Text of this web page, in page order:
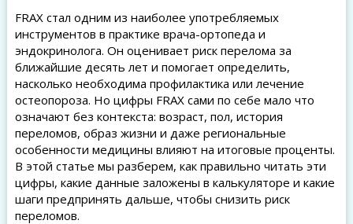
FRAX стал одним из наиболее употребляемых
инструментов в практике врача-ортопеда и
эндокринолога. Он оценивает риск перелома за
ближайшие десять лет и помогает определить,
насколько необходима профилактика или лечение
остеопороза. Но цифры FRAX сами по себе мало что
означают без контекста: возраст, пол, история
переломов, образ жизни и даже региональные
особенности медицины влияют на итоговые проценты.
В этой статье мы разберем, как правильно читать эти
цифры, какие данные заложены в калькуляторе и какие
шаги предпринять дальше, чтобы снизить риск
переломов.